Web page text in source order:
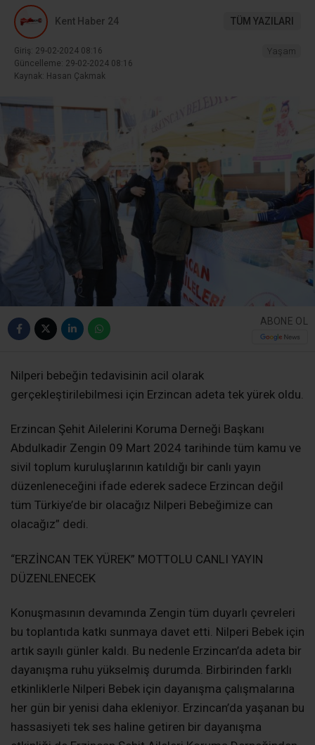
Kent Haber 24 TÜM YAZILARI
Giriş: 29-02-2024 08:16
Güncelleme: 29-02-2024 08:16
Kaynak: Hasan Çakmak
Yaşam
ABONE OL
Nilperi bebeğin tedavisinin acil olarak
gerçekleştirilebilmesi için Erzincan adeta tek yürek oldu.
Erzincan Şehit Ailelerini Koruma Derneği Başkanı
Abdulkadir Zengin 09 Mart 2024 tarihinde tüm kamu ve
sivil toplum kuruluşlarının katıldığı bir canlı yayın
düzenleneceğini ifade ederek sadece Erzincan değil
tüm Türkiye’de bir olacağız Nilperi Bebeğimize can
olacağız” dedi.
“ERZİNCAN TEK YÜREK” MOTTOLU CANLI YAYIN
DÜZENLENECEK
Konuşmasının devamında Zengin tüm duyarlı çevreleri
bu toplantıda katkı sunmaya davet etti. Nilperi Bebek için
artık sayılı günler kaldı. Bu nedenle Erzincan’da adeta bir
dayanışma ruhu yükselmiş durumda. Birbirinden farklı
etkinliklerle Nilperi Bebek için dayanışma çalışmalarına
her gün bir yenisi daha ekleniyor. Erzincan’da yaşanan bu
hassasiyeti tek ses haline getiren bir dayanışma